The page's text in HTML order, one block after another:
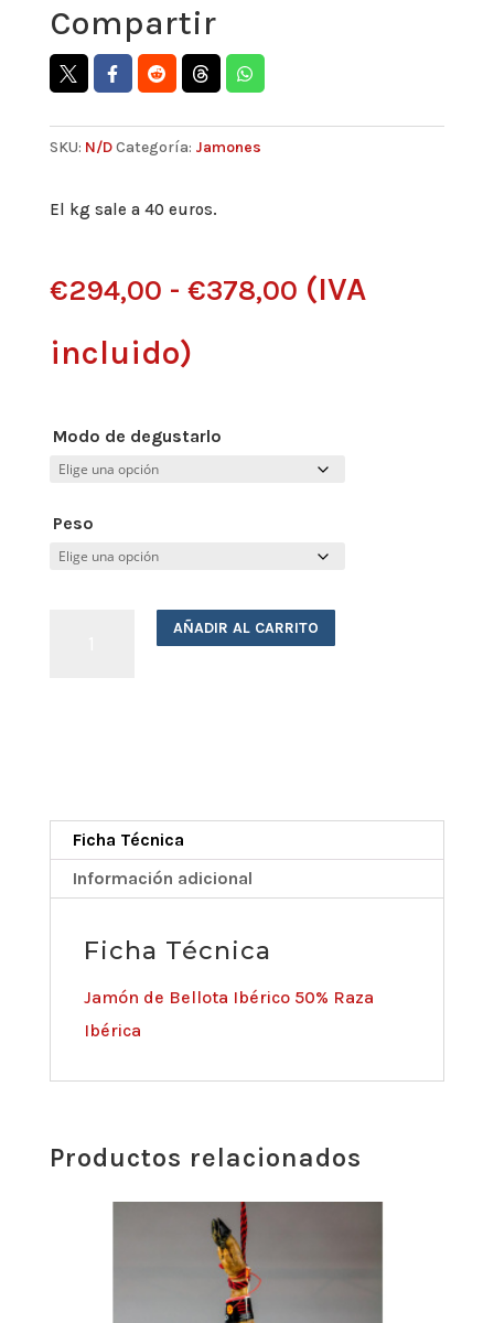
Compartir
SKU: N/DCategoría: Jamones
El kg sale a 40 euros.
€294,00 - €378,00Rango
desde
hasta
(IVA
incluido)
Modo de degustarlo
Peso
cantidad
AÑADIR AL CARRITO
Ficha Técnica
Información adicional
Ficha Técnica
Jamón de Bellota Ibérico 50% Raza
Ibérica
Productos relacionados